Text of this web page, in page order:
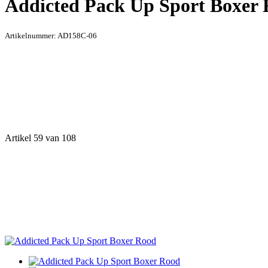
Addicted Pack Up Sport Boxer
Artikelnummer: AD158C-06
Artikel 59 van 108